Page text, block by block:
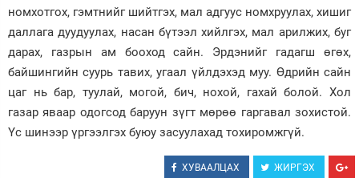
номхотгох, гэмтнийг шийтгэх, мал адгуус номхруулах, хишиг
даллага дуудуулах, насан бүтээл хийлгэх, мал арилжих, буг
дарах, газрын ам бооход сайн. Эрдэнийг гадагш өгөх,
байшингийн суурь тавих, угаал үйлдэхэд муу. Өдрийн сайн
цаг нь бар, туулай, могой, бич, нохой, гахай болой. Хол
газар яваар одогсод баруун зүгт мөрөө гаргавал зохистой.
Үс шинээр үргээлгэх буюу засуулахад тохиромжгүй.
ХУВААЛЦАХ ЖИРГЭХ